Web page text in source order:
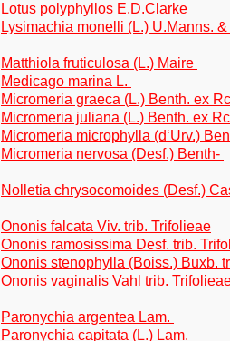
Lotus polyphyllos E.D.Clarke
Lysimachia monelli (L.) U.Manns.
Matthiola fruticulosa (L.) Maire
Medicago marina L.
Micromeria graeca (L.) Benth. ex
Micromeria juliana (L.) Benth. ex
Micromeria microphylla (d‘Urv.)
Micromeria nervosa (Desf.) Benth-
Nolletia chrysocomoides (Desf.)
Ononis falcata Viv. trib. Trifolieae
Ononis ramosissima Desf. trib.
Ononis stenophylla (Boiss.) Buxb.
Ononis vaginalis Vahl trib.
Paronychia argentea Lam.
Paronychia capitata (L.) Lam.